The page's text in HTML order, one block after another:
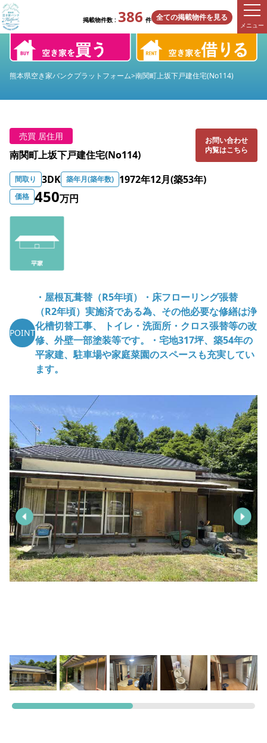
掲載物件数 : 386 件 全ての掲載物件を見る
メニュー
熊本県空き家バンクプラットフォーム>南関町上坂下戸建住宅(No114)
売買 居住用
南関町上坂下戸建住宅(No114)
お問い合わせ
内覧はこちら
間取り 3DK 築年月(築年数) 1972年12月(築53年)
価格 450万円
POINT
・屋根瓦葺替（R5年頃）・床フローリング張替
（R2年頃）実施済である為、その他必要な修繕は浄
化槽切替工事、 トイレ・洗面所・クロス張替等の改
修、外壁一部塗装等です。・宅地317坪、築54年の
平家建、駐車場や家庭菜園のスペースも充実してい
ます。